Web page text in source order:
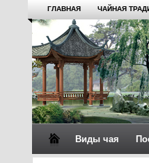
ГЛАВНАЯ ЧАЙНАЯ
Виды чая